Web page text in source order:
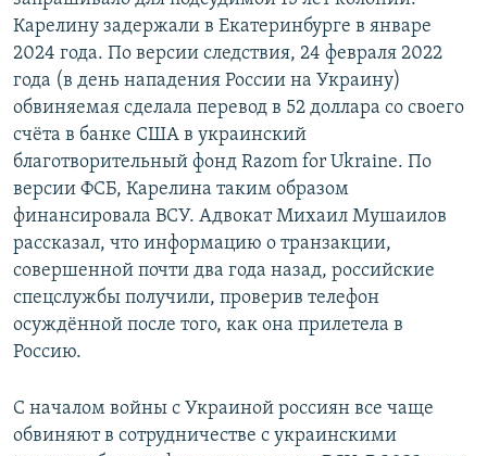
Карелину задержали в Екатеринбурге в январе
2024 года. По версии следствия, 24 февраля 2022
года (в день нападения России на Украину)
обвиняемая сделала перевод в 52 доллара со своего
счёта в банке США в украинский
благотворительный фонд Razom for Ukraine. По
версии ФСБ, Карелина таким образом
финансировала ВСУ. Адвокат Михаил Мушаилов
рассказал, что информацию о транзакции,
совершенной почти два года назад, российские
спецслужбы получили, проверив телефон
осуждённой после того, как она прилетела в
Россию.
С началом войны с Украиной россиян все чаще
обвиняют в сотрудничестве с украинскими